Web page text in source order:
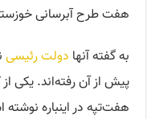
هفت طرح آبرسانی
به گفته آنها دولت رئیسی
پیش از آن رفته‌اند. یکی از
هفت‌تپه در اینباره